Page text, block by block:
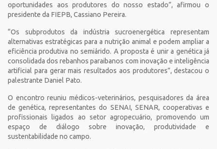
oportunidades aos produtores do nosso estado”, afirmou o
presidente da FIEPB, Cassiano Pereira.
“Os subprodutos da indústria sucroenergética representam
alternativas estratégicas para a nutrição animal e podem ampliar a
eficiência produtiva no semiárido. A proposta é unir a genética já
consolidada dos rebanhos paraibanos com inovação e inteligência
artificial para gerar mais resultados aos produtores”, destacou o
palestrante Daniel Pato.
O encontro reuniu médicos-veterinários, pesquisadores da área
de genética, representantes do SENAI, SENAR, cooperativas e
profissionais ligados ao setor agropecuário, promovendo um
espaço de diálogo sobre inovação, produtividade e
sustentabilidade no campo.